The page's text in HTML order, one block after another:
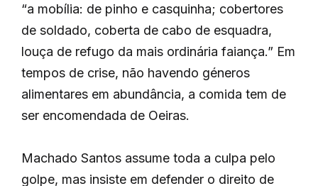
“a mobília: de pinho e casquinha; cobertores
de soldado, coberta de cabo de esquadra,
louça de refugo da mais ordinária faiança.” Em
tempos de crise, não havendo géneros
alimentares em abundância, a comida tem de
ser encomendada de Oeiras.
Machado Santos assume toda a culpa pelo
golpe, mas insiste em defender o direito de